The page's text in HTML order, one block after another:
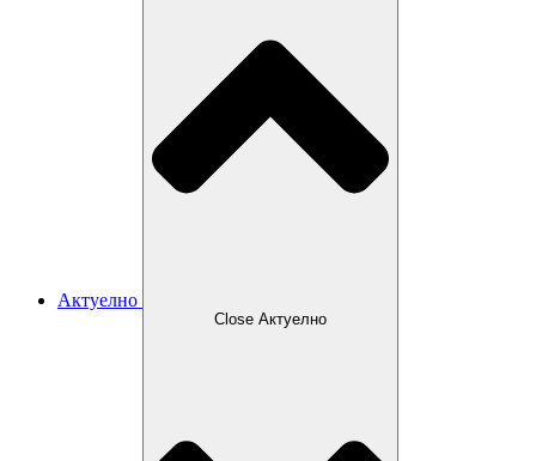
Актуелно
Close Актуелно